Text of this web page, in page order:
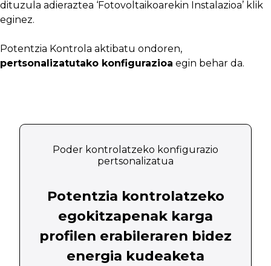
dituzula adieraztea ‘Fotovoltaikoarekin Instalazioa’ klik
eginez.
Potentzia Kontrola aktibatu ondoren,
pertsonalizatutako konfigurazioa egin behar da.
Poder kontrolatzeko konfigurazio
pertsonalizatua
Potentzia kontrolatzeko
egokitzapenak karga
profilen erabileraren bidez
energia kudeaketa